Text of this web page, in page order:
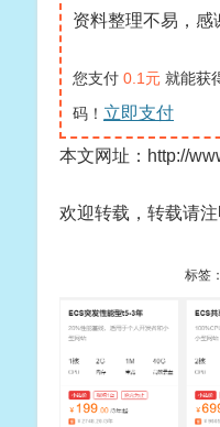
资料整理不易，感
您支付 0.1元 就能获
码！ 立即支付
本文网址：http://
欢迎转载，转载请
标签：